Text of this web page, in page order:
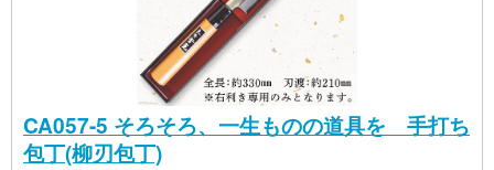
CA057-5 そろそろ、一生ものの道具を 手打ち
包丁(柳刃包丁)